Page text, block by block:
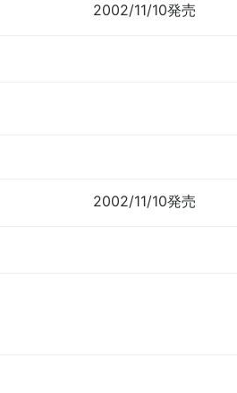
2002/11/10発売
2002/11/10発売